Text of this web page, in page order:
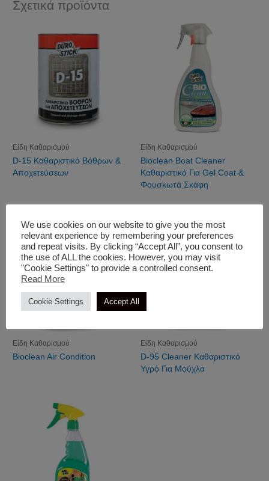
Σχετικά προϊόντα
Είδη Καθαρισμού
D-15 Καθαριστικό Βόθρων &
Αποχετεύσεων
Είδη Καθαρισμού
Bioclean Boat Cleaner
Καθαριστικό Για Gel Coat &
Φουσκωτά Σκάφη
Είδη Καθαρισμού
Bioclean Air Condition
Είδη Καθαρισμού
D-95 Cleaner Καθαριστικό
Υγρό Για Μούχλα
We use cookies on our website to give you the most
relevant experience by remembering your preferences
and repeat visits. By clicking “Accept All”, you consent to
the use of ALL the cookies. However, you may visit
"Cookie Settings" to provide a controlled consent.
Read More
Cookie Settings Accept All